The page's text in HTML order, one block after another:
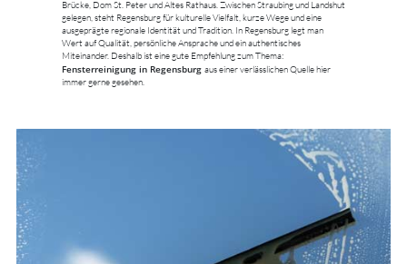
Brücke, Dom St. Peter und Altes Rathaus. Zwischen Straubing und Landshut
gelegen, steht Regensburg für kulturelle Vielfalt, kurze Wege und eine
ausgeprägte regionale Identität und Tradition. In Regensburg legt man
Wert auf Qualität, persönliche Ansprache und ein authentisches
Miteinander. Deshalb ist eine gute Empfehlung zum Thema:
Fensterreinigung in Regensburg aus einer verlässlichen Quelle hier
immer gerne gesehen.